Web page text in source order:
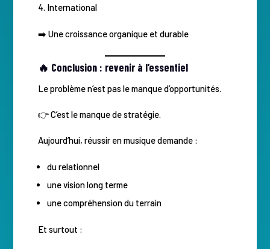
International
➡️ Une croissance organique et durable
🔥 Conclusion : revenir à l’essentiel
Le problème n’est pas le manque d’opportunités.
👉 C’est le manque de stratégie.
Aujourd’hui, réussir en musique demande :
du relationnel
une vision long terme
une compréhension du terrain
Et surtout :